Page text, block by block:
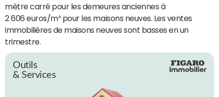
mètre carré pour les demeures anciennes à
2 606 euros/m² pour les maisons neuves. Les ventes
immobilières de maisons neuves sont basses en un
trimestre.
Outils
& Services